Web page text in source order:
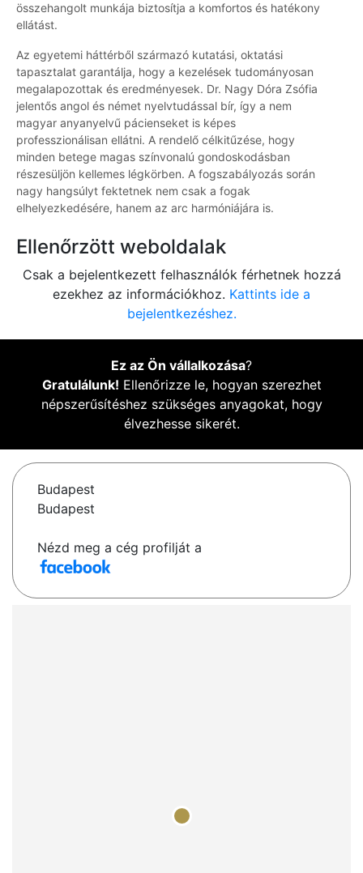
összehangolt munkája biztosítja a komfortos és hatékony
ellátást.
Az egyetemi háttérből származó kutatási, oktatási
tapasztalat garantálja, hogy a kezelések tudományosan
megalapozottak és eredményesek. Dr. Nagy Dóra Zsófia
jelentős angol és német nyelvtudással bír, így a nem
magyar anyanyelvű pácienseket is képes
professzionálisan ellátni. A rendelő célkitűzése, hogy
minden betege magas színvonalú gondoskodásban
részesüljön kellemes légkörben. A fogszabályozás során
nagy hangsúlyt fektetnek nem csak a fogak
elhelyezkedésére, hanem az arc harmóniájára is.
Ellenőrzött weboldalak
Csak a bejelentkezett felhasználók férhetnek hozzá
ezekhez az információkhoz. Kattints ide a
bejelentkezéshez.
Ez az Ön vállalkozása?
Gratulálunk! Ellenőrizze le, hogyan szerezhet
népszerűsítéshez szükséges anyagokat, hogy
élvezhesse sikerét.
Budapest
Budapest
Nézd meg a cég profilját a